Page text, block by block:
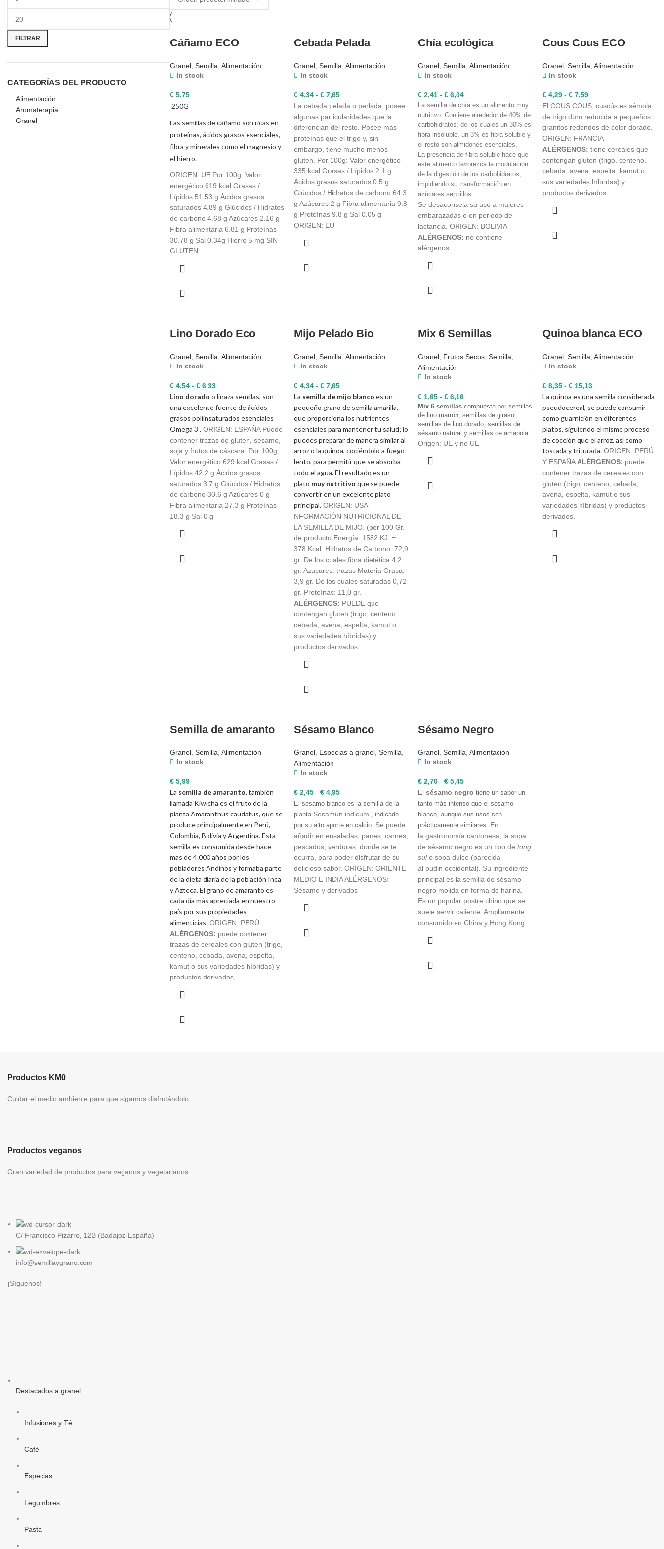
Precio
mínimo
Precio
máximo
FILTRAR
CATEGORÍAS DEL PRODUCTO
Alimentación
Aromaterapia
Granel
Cáñamo ECO
Granel, Semilla Alimentación
In stock
€5,75
250G
Las semillas de cáñamo son ricas en
proteínas, ácidos grasos esenciales,
fibra y minerales como el magnesio y
el hierro.
ORIGEN: UE Por 100g: Valor
energético 619 kcal Grasas /
Lípidos 51.53 g Ácidos grasos
saturados 4.89 g Glúcidos / Hidratos
de carbono 4.68 g Azúcares 2.16 g
Fibra alimentaria 6.81 g Proteínas
30.78 g Sal 0.34g Hierro 5 mg SIN
GLUTEN
Cebada Pelada
Granel, Semilla Alimentación
In stock
€4,34 - €7,65Rango
de
precios:
desde
€ 4,34
hasta
€ 7,65
La cebada pelada o perlada, posee
algunas particularidades que la
diferencian del resto. Posee más
proteínas que el trigo y, sin
embargo, tiene mucho menos
gluten. Por 100g: Valor energético
335 kcal Grasas / Lípidos 2.1 g
Ácidos grasos saturados 0.5 g
Glúcidos / Hidratos de carbono 64.3
g Azúcares 2 g Fibra alimentaria 9.8
g Proteínas 9.8 g Sal 0.05 g
ORIGEN: EU
Chía ecológica
Granel ,Semilla ,Alimentación
In stock
€ 2,41 - € 6,04Rango
de
precios:
desde
€ 2,41
hasta
€ 6,04
La semilla de chía es un alimento muy
nutritivo. Contiene alrededor de 40% de
carbohidratos; de los cuales un 30% es
fibra insoluble, un 3% es fibra soluble y
el resto son almidones esenciales.
La presencia de fibra soluble hace que
este alimento favorezca la modulación
de la digestión de los carbohidratos,
impidiendo su transformación en
azúcares sencillos.
Se desaconseja su uso a mujeres
embarazadas o en periodo de
lactancia. ORIGEN: BOLIVIA
ALÉRGENOS: no contiene
alérgenos
Cous Cous ECO
Granel, Semilla Alimentación
In stock
€4,29 - €7,59Rango
de
precios:
desde
€ 4,29
hasta
€ 7,59
El COUS COUS, cuscús es sémola
de trigo duro reducida a pequeños
granitos redondos de color dorado.
ORIGEN: FRANCIA
ALÉRGENOS: tiene cereales que
contengan gluten (trigo, centeno,
cebada, avena, espelta, kamut o
sus variedades híbridas) y
productos derivados.
Lino Dorado Eco
Granel, Semilla Alimentación
In stock
€4,54 - €6,33Rango
de
precios:
desde
€ 4,54
hasta
€ 6,33
Lino dorado o linaza semillas, son
una excelente fuente de ácidos
grasos poliinsaturados esenciales
Omega 3 .ORIGEN: ESPAÑA Puede
contener trazas de gluten, sésamo,
soja y frutos de cáscara. Por 100g:
Valor energético 629 kcal Grasas /
Lípidos 42.2 g Ácidos grasos
saturados 3.7 g Glúcidos / Hidratos
de carbono 30.6 g Azúcares 0 g
Fibra alimentaria 27.3 g Proteínas
18.3 g Sal 0 g
Mijo Pelado Bio
Granel, Semilla Alimentación
In stock
€4,34 - €7,65Rango
de
precios:
desde
€ 4,34
hasta
€ 7,65
La semilla de mijo blanco es un
pequeño grano de semilla amarilla,
que proporciona los nutrientes
esenciales para mantener tu salud; lo
puedes preparar de manera similar al
arroz o la quinoa, cociéndolo a fuego
lento, para permitir que se absorba
todo el agua. El resultado es un
plato muy nutritivo que se puede
convertir en un excelente plato
principal.ORIGEN: USA
NFORMACIÓN NUTRICIONAL DE
LA SEMILLA DE MIJO. (por 100 Gr.
de producto Energía: 1582 KJ. =
378 Kcal. Hidratos de Carbono: 72,9
gr. De los cuales fibra dietética 4,2
gr. Azucares: trazas Materia Grasa:
3,9 gr. De los cuales saturadas 0,72
gr. Proteínas: 11,0 gr.
ALÉRGENOS: PUEDE que
contengan gluten (trigo, centeno,
cebada, avena, espelta, kamut o
sus variedades híbridas) y
productos derivados.
Mix 6 Semillas
Granel Frutos Secos ,Semilla
Alimentación
In stock
€ 1,65 - € 6,16Rango
de
precios:
desde
€ 1,65
Mix 6 semillas compuesta por semillas
de lino marrón, semillas de girasol,
semillas de lino dorado, semillas de
sésamo natural y semillas de amapola.
Origen: UE y no UE
Quinoa blanca ECO
Granel, Semilla Alimentación
In stock
€8,35 - €15,13Rango
de
precios:
desde
€ 8,35
hasta
€ 15,13
La quinoa es una semilla considerada
pseudocereal, se puede consumir
como guarnición en diferentes
platos, siguiendo el mismo proceso
de cocción que el arroz, así como
tostada y triturada.ORIGEN: PERÚ
Y ESPAÑA ALÉRGENOS: puede
contener trazas de cereales con
gluten (trigo, centeno, cebada,
avena, espelta, kamut o sus
variedades híbridas) y productos
derivados.
Semilla de amaranto
Granel, Semilla Alimentación
In stock
€5,99
La semilla de amaranto, también
llamada Kiwicha es el fruto de la
planta Amaranthus caudatus, que se
produce principalmente en Perú,
Colombia, Bolivia y Argentina. Esta
semilla es consumida desde hace
mas de 4.000 años por los
pobladores Andinos y formaba parte
de la dieta diaria de la población Inca
y Azteca. El grano de amaranto es
cada día más apreciada en nuestro
país por sus propiedades
alimenticias.ORIGEN: PERÚ
ALÉRGENOS: puede contener
trazas de cereales con gluten (trigo,
centeno, cebada, avena, espelta,
kamut o sus variedades híbridas) y
productos derivados.
Sésamo Blanco
Granel, Especias a granel, Semilla
Alimentación
In stock
€2,45 - €4,95Rango
de
precios:
desde
€ 2,45
hasta
€ 4,95
El sésamo blanco es la semilla de la
planta Sesamun indicum , indicado
por su alto aporte en calcio. Se puede
añadir en ensaladas, panes, carnes,
pescados, verduras, donde se te
ocurra, para poder disfrutar de su
delicioso sabor. ORIGEN: ORIENTE
MEDIO E INDIA ALÉRGENOS:
Sésamo y derivados
Sésamo Negro
Granel ,Semilla ,Alimentación
In stock
€ 2,70 - € 5,45Rango
de
precios:
desde
€ 2,70
hasta
€ 5,45
El sésamo negro tiene un sabor un
tanto más intenso que el sésamo
blanco, aunque sus usos son
prácticamente similares.
En
la gastronomía cantonesa, la sopa
de sésamo negro es un tipo detong
suio sopa dulce (parecida
al pudin occidental). Su ingrediente
principal es la semilla de sésamo
negro molida en forma de harina.
Es un popular postre chino que se
suele servir caliente. Ampliamente
consumido en China y Hong Kong.
Productos KM0
Cuidar el medio ambiente para que sigamos disfrutándolo.
Productos veganos
Gran variedad de productos para veganos y vegetarianos.
C/ Francisco Pizarro, 12B (Badajoz-España)
info@semillaygrano.com
¡Síguenos!
Destacados a granel
Infusiones y Té
Café
Especias
Legumbres
Pasta